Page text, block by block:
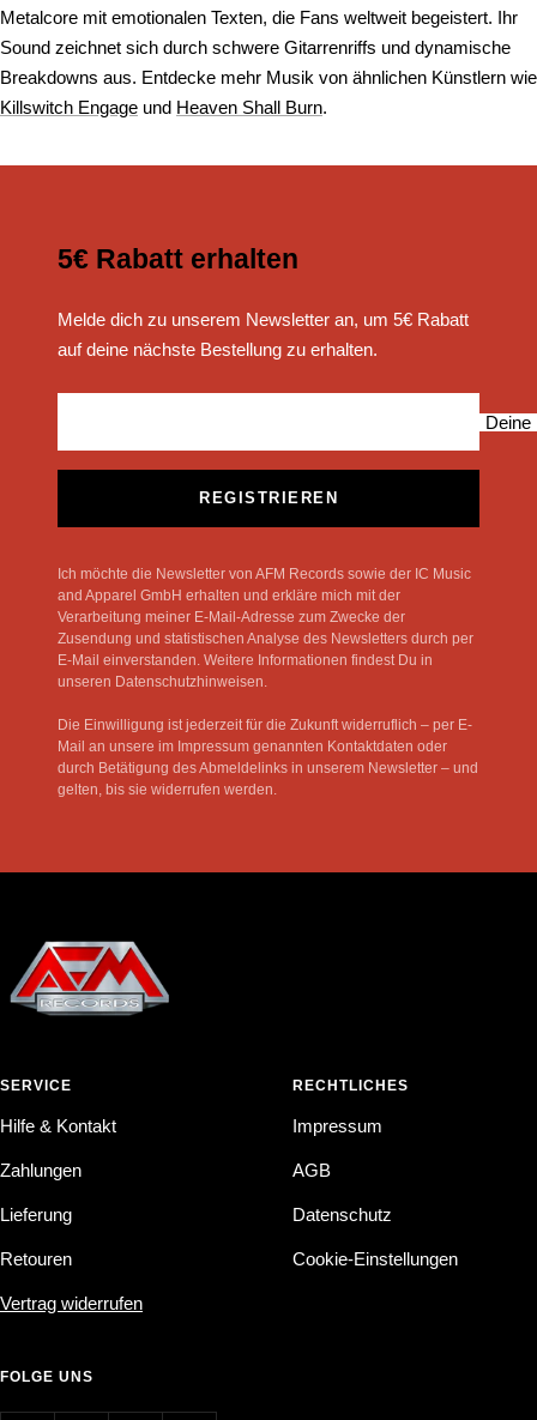
Metalcore mit emotionalen Texten, die Fans weltweit begeistert. Ihr
Sound zeichnet sich durch schwere Gitarrenriffs und dynamische
Breakdowns aus. Entdecke mehr Musik von ähnlichen Künstlern wie
Killswitch Engage und Heaven Shall Burn.
5€ Rabatt erhalten
Melde dich zu unserem Newsletter an, um 5€ Rabatt
auf deine nächste Bestellung zu erhalten.
Deine
REGISTRIEREN
Ich möchte die Newsletter von AFM Records sowie der IC Music
and Apparel GmbH erhalten und erkläre mich mit der
Verarbeitung meiner E-Mail-Adresse zum Zwecke der
Zusendung und statistischen Analyse des Newsletters durch per
E-Mail einverstanden. Weitere Informationen findest Du in
unseren Datenschutzhinweisen.
Die Einwilligung ist jederzeit für die Zukunft widerruflich – per E-
Mail an unsere im Impressum genannten Kontaktdaten oder
durch Betätigung des Abmeldelinks in unserem Newsletter – und
gelten, bis sie widerrufen werden.
SERVICE
Hilfe & Kontakt
Zahlungen
Lieferung
Retouren
Vertrag widerrufen
RECHTLICHES
Impressum
AGB
Datenschutz
Cookie-Einstellungen
FOLGE UNS